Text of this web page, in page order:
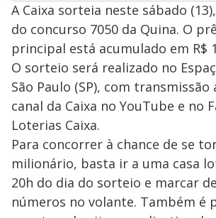
A Caixa sorteia neste sábado
do concurso 7050 da Quina. O
principal está acumulado em R$
O sorteio será realizado no
São Paulo (SP), com transmissão
canal da Caixa no YouTube e no
Loterias Caixa.
Para concorrer à chance de se
milionário, basta ir a uma casa
20h do dia do sorteio e marcar
números no volante. Também é